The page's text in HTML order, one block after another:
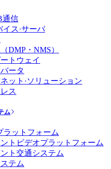
通信
イス·サーバ
DMP・NMS）
トウェイ
ータ
ット·ソリューション
ス
ム
ラットフォーム
トビデオプラットフォーム
ト交通システム
テム